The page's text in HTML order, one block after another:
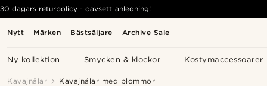
Nytt Märken Bästsäljare Archive Sale
Ny kollektion Smycken & klockor Kostymaccessoarer
30 dagars returpolicy - oavsett anledning!
Kavajnålar Kavajnålar med blommor